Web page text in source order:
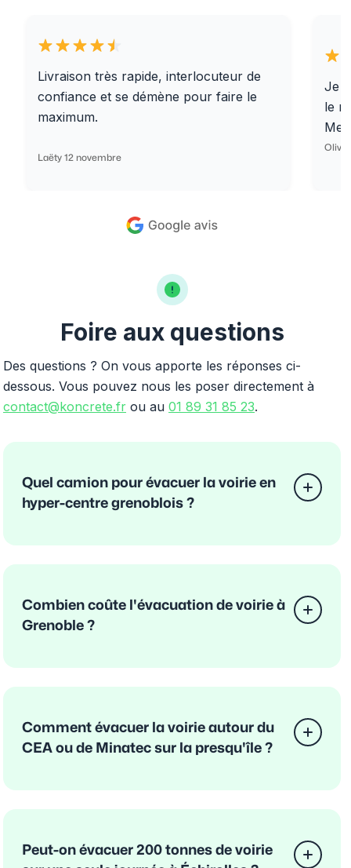
Livraison très rapide, interlocuteur de
confiance et se démène pour faire le
maximum.
Laëty 12 novembre
Je
le
Foire aux questions
Des questions ? On vous apporte les réponses ci-
dessous. Vous pouvez nous les poser directement à
contact@koncrete.fr ou au 01 89 31 85 23.
Quel camion pour évacuer la voirie en
hyper-centre grenoblois ?
Combien coûte l'évacuation de voirie à
Grenoble ?
Comment évacuer la voirie autour du
CEA ou de Minatec sur la presqu'île ?
Peut-on évacuer 200 tonnes de voirie